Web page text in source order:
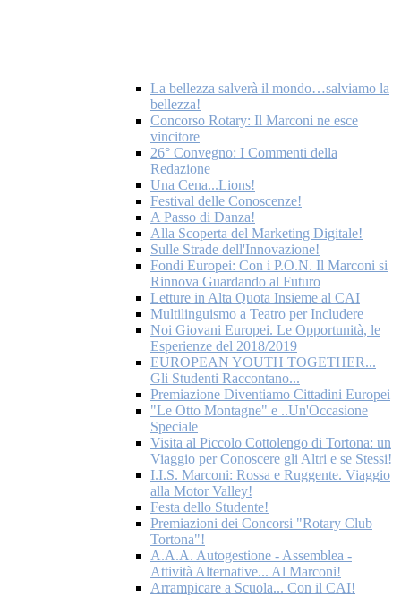
La bellezza salverà il mondo…salviamo la
bellezza!
Concorso Rotary: Il Marconi ne esce
vincitore
26° Convegno: I Commenti della
Redazione
Una Cena...Lions!
Festival delle Conoscenze!
A Passo di Danza!
Alla Scoperta del Marketing Digitale!
Sulle Strade dell'Innovazione!
Fondi Europei: Con i P.O.N. Il Marconi si
Rinnova Guardando al Futuro
Letture in Alta Quota Insieme al CAI
Multilinguismo a Teatro per Includere
Noi Giovani Europei. Le Opportunità, le
Esperienze del 2018/2019
EUROPEAN YOUTH TOGETHER...
Gli Studenti Raccontano...
Premiazione Diventiamo Cittadini Europei
"Le Otto Montagne" e ..Un'Occasione
Speciale
Visita al Piccolo Cottolengo di Tortona: un
Viaggio per Conoscere gli Altri e se Stessi!
I.I.S. Marconi: Rossa e Ruggente. Viaggio
alla Motor Valley!
Festa dello Studente!
Premiazioni dei Concorsi "Rotary Club
Tortona"!
A.A.A. Autogestione - Assemblea -
Attività Alternative... Al Marconi!
Arrampicare a Scuola... Con il CAI!